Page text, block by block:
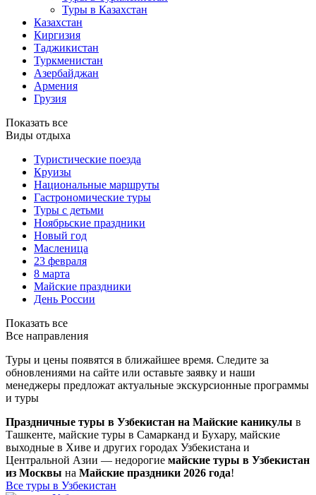
Туры в Казахстан
Казахстан
Киргизия
Таджикистан
Туркменистан
Азербайджан
Армения
Грузия
Показать все
Виды отдыха
Туристические поезда
Круизы
Национальные маршруты
Гастрономические туры
Туры с детьми
Ноябрьские праздники
Новый год
Масленица
23 февраля
8 марта
Майские праздники
День России
Показать все
Все направления
Туры и цены появятся в ближайшее время. Следите за
обновлениями на сайте или оставьте заявку и наши
менеджеры предложат актуальные экскурсионные программы
и туры
Праздничные туры в Узбекистан на Майские каникулы в
Ташкенте, майские туры в Самарканд и Бухару, майские
выходные в Хиве и других городах Узбекистана и
Центральной Азии — недорогие майские туры в Узбекистан
из Москвы на Майские праздники 2026 года!
Все туры в Узбекистан